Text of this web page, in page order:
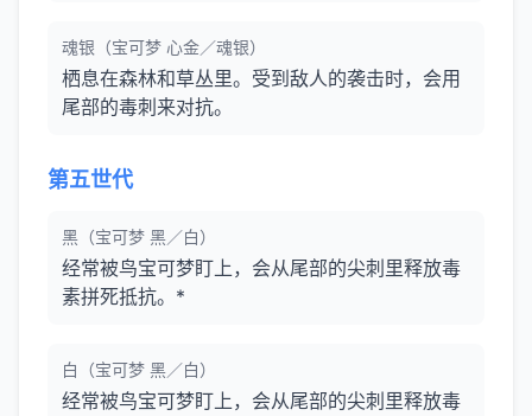
魂银（宝可梦 心金／魂银）
栖息在森林和草丛里。受到敌人的袭击时，会用
尾部的毒刺来对抗。
第五世代
黑（宝可梦 黑／白）
经常被鸟宝可梦盯上，会从尾部的尖刺里释放毒
素拼死抵抗。*
白（宝可梦 黑／白）
经常被鸟宝可梦盯上，会从尾部的尖刺里释放毒